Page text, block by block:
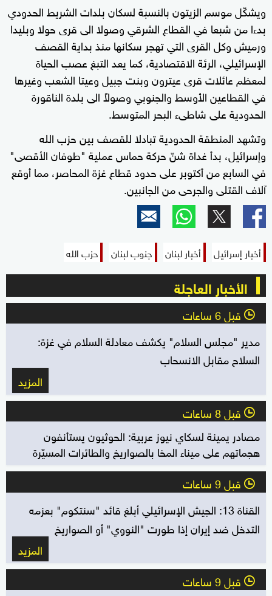
ويشكّل موسم الزيتون بالنسبة لسكان بلدات الشريط الحدودي
بدءا من شبعا في القطاع الشرقي وصولا الى قرى حولا وبليدا
ورميش وكل القرى التي تهجر سكانها منذ بداية القصف
الإسرائيلي، الرئة الاقتصادية، كما يعد التبغ عصب الحياة
لمعظم عائلات قرى عيترون وبنت جبيل وعيتا الشعب وغيرها
في القطاعين الأوسط والجنوبي وصولاً الى بلدة الناقورة
الحدودية على شاطىء البحر المتوسط.
وتشهد المنطقة الحدودية تبادلا للقصف بين حزب الله
وإسرائيل، بدأ غداة شنّ حركة حماس عملية "طوفان الأقصى"
في السابع من أكتوبر على حدود قطاع غزة المحاصر، مما أوقع
آلاف القتلى والجرحى من الجانبين.
أخبار إسرائيل أخبار لبنان جنوب لبنان حزب الله
الأخبار العاجلة
l قبل 6 ساعات
مدير "مجلس السلام" يكشف معادلة السلام في غزة:
السلاح مقابل الانسحاب
المزيد
l قبل 8 ساعات
مصادر يمينة لسكاي نيوز عربية: الحوثيون يستأنفون
هجماتهم على ميناء المخا بالصواريخ والطائرات المسيّرة
l قبل 9 ساعات
القناة 13: الجيش الإسرائيلي أبلغ قائد "سنتكوم" بعزمه
التدخل ضد إيران إذا طورت "النووي" أو الصواريخ
المزيد
l قبل 9 ساعات